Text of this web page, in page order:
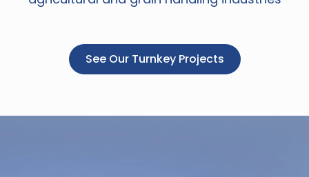
See Our Turnkey Projects